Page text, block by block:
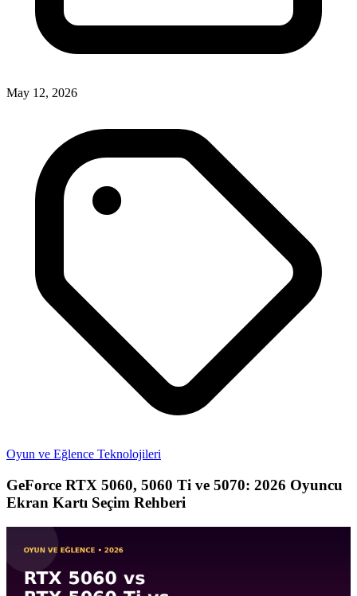
May 12, 2026
Oyun ve Eğlence Teknolojileri
GeForce RTX 5060, 5060 Ti ve 5070: 2026 Oyuncu
Ekran Kartı Seçim Rehberi